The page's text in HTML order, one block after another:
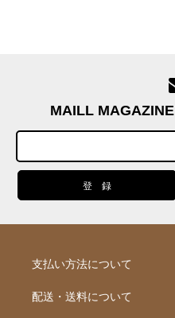
MAILL MAGAZINE
支払い方法について
配送・送料について